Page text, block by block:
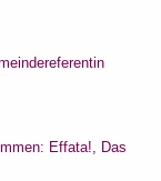
Effata!, Das